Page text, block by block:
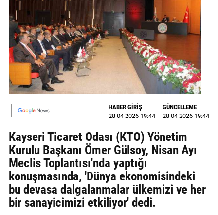
MAGAZİN
GALERİ
VİDEO
YAZARLAR
ULAŞIN
Künye
İletişim
Gizlilik
Politikası
HABER GİRİŞ
28 04 2026 19:44
GÜNCELLEME
28 04 2026 19:44
Kayseri Ticaret Odası (KTO) Yönetim
Kurulu Başkanı Ömer Gülsoy, Nisan Ayı
Meclis Toplantısı'nda yaptığı
konuşmasında, 'Dünya ekonomisindeki
bu devasa dalgalanmalar ülkemizi ve her
bir sanayicimizi etkiliyor' dedi.